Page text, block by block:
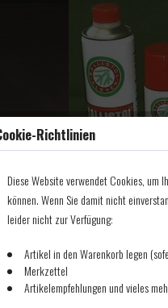
Richtlinien
Diese Website verwendet Cookies, um
können. Wenn Sie damit nicht
leider nicht zur Verfügung:
Artikel in den Warenkorb legen
Merkzettel
Artikelempfehlungen und vieles